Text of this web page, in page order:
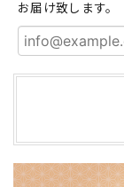
お届け致します。